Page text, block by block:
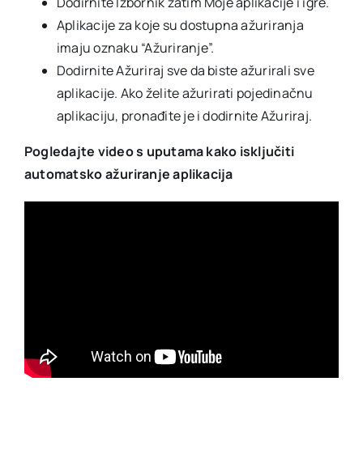
Aplikacije za koje su dostupna ažuriranja
imaju oznaku “Ažuriranje”.
Dodirnite Ažuriraj sve da biste ažurirali sve
aplikacije. Ako želite ažurirati pojedinačnu
aplikaciju, pronađite je i dodirnite Ažuriraj.
Pogledajte video s uputama kako isključiti
automatsko ažuriranje aplikacija